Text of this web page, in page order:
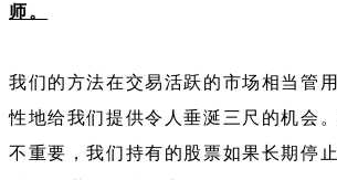
师。
我们的方法在交易活跃的市场相当管
性地给我们提供令人垂涎三尺的机会
不重要，我们持有的股票如果长期停